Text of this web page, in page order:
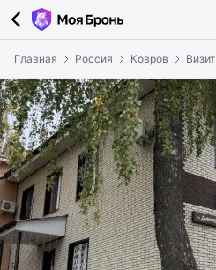
Главная Россия Ковров Визит